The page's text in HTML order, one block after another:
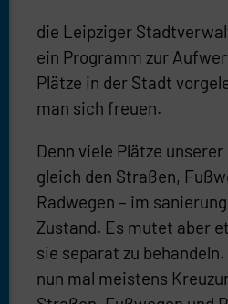
die Leipziger
ein Programm zur
Plätze in der Stadt
man sich freuen.
Denn viele Plätze
gleich den Straßen,
Radwegen – im
Zustand. Es mutet aber
sie separat zu
nun mal meistens